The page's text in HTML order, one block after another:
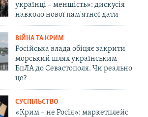
українці – меншість»: дискусія
навколо нової пам'ятної дати
ВІЙНА ТА КРИМ
Російська влада обіцяє закрити
морський шлях українським
БпЛА до Севастополя. Чи реально
це?
СУСПІЛЬСТВО
«Крим – не Росія»: маркетплейс